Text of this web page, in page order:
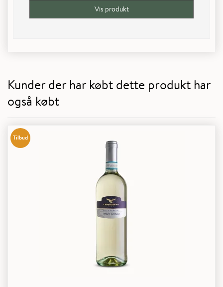
Vis produkt
Kunder der har købt dette produkt har
også købt
Tilbud